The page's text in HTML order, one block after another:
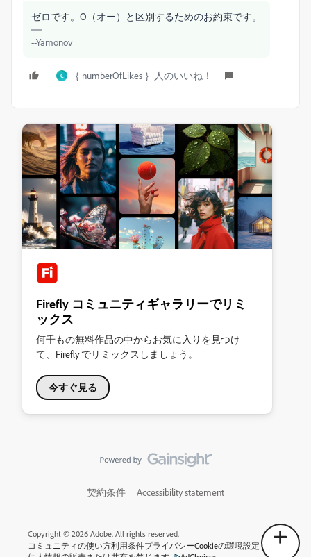
ゼロです。O（オー）と区別するためのお約束です。
--Yamonov
C ｛ numberOfLikes ｝人のいいね！
Firefly コミュニティギャラリーでリミ
ックス
何千もの無料作品の中からお気に入りを見つけ
て、Firefly でリミックスしましょう。
今すぐ見る
契約条件 Accessibility statement
Copyright © 2026 Adobe. All rights reserved.
コミュニティの使い方利用条件プライバシーCookieの環境設定